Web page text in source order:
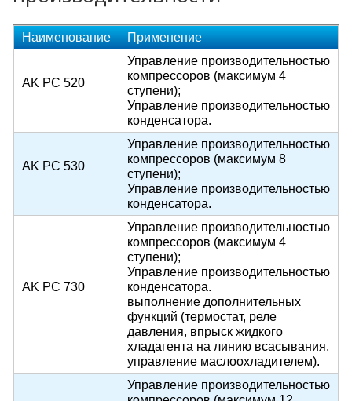
Наименование Применение
AK PC 520
Управление производительностью
компрессоров (максимум 4
ступени);
Управление производительностью
конденсатора.
AK PC 530
Управление производительностью
компрессоров (максимум 8
ступени);
Управление производительностью
конденсатора.
AK PC 730
Управление производительностью
компрессоров (максимум 4
ступени);
Управление производительностью
конденсатора.
выполнение дополнительных
функций (термостат, реле
давления, впрыск жидкого
хладагента на линию всасывания,
управление маслоохладителем).
Управление производительностью